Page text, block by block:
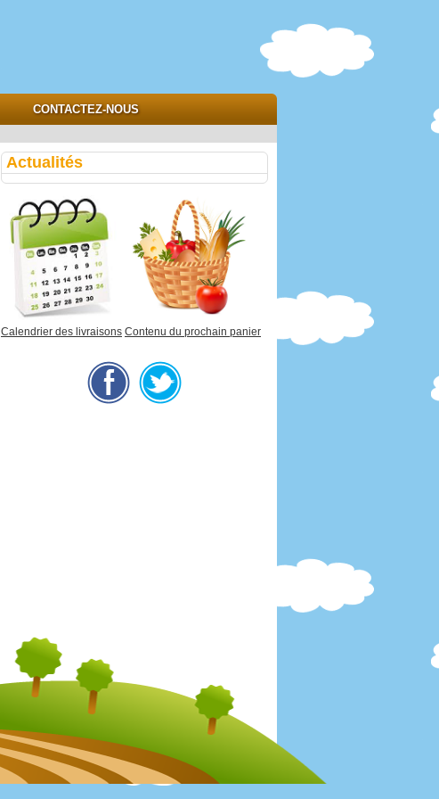
CONTACTEZ-NOUS
Actualités
Calendrier des livraisons Contenu du prochain panier